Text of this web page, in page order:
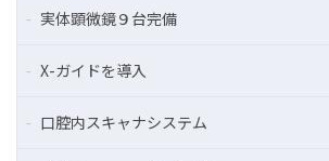
実体顕微鏡９台完備
X-ガイドを導入
口腔内スキャナシステム